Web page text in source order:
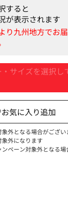
すると
が表示されます
カートに入れる
外となる場合がござい
外になります
ペーン対象外となる場